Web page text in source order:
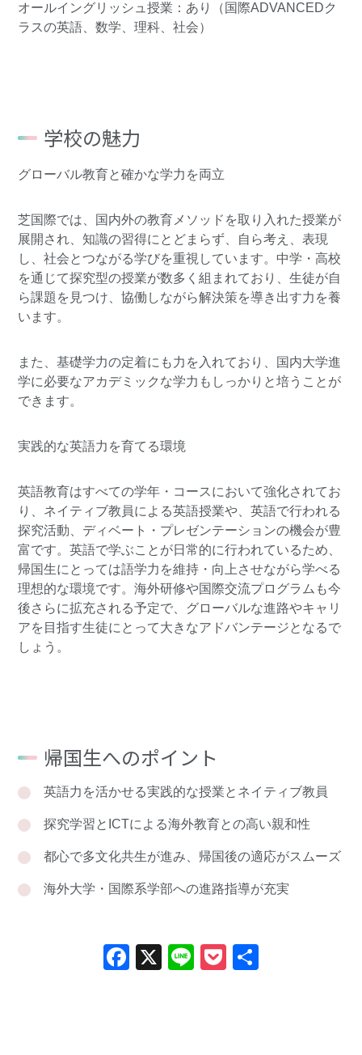
オールイングリッシュ授業：あり（国際ADVANCEDク
ラスの英語、数学、理科、社会）
学校の魅力
グローバル教育と確かな学力を両立
芝国際では、国内外の教育メソッドを取り入れた授業が
展開され、知識の習得にとどまらず、自ら考え、表現
し、社会とつながる学びを重視しています。中学・高校
を通じて探究型の授業が数多く組まれており、生徒が自
ら課題を見つけ、協働しながら解決策を導き出す力を養
います。
また、基礎学力の定着にも力を入れており、国内大学進
学に必要なアカデミックな学力もしっかりと培うことが
できます。
実践的な英語力を育てる環境
英語教育はすべての学年・コースにおいて強化されてお
り、ネイティブ教員による英語授業や、英語で行われる
探究活動、ディベート・プレゼンテーションの機会が豊
富です。英語で学ぶことが日常的に行われているため、
帰国生にとっては語学力を維持・向上させながら学べる
理想的な環境です。海外研修や国際交流プログラムも今
後さらに拡充される予定で、グローバルな進路やキャリ
アを目指す生徒にとって大きなアドバンテージとなるで
しょう。
帰国生へのポイント
英語力を活かせる実践的な授業とネイティブ教員
探究学習とICTによる海外教育との高い親和性
都心で多文化共生が進み、帰国後の適応がスムーズ
海外大学・国際系学部への進路指導が充実
Facebook
X LinePocket